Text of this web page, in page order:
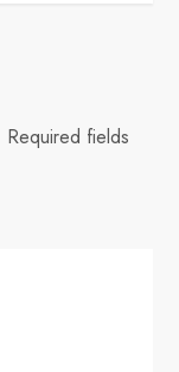
Required fields